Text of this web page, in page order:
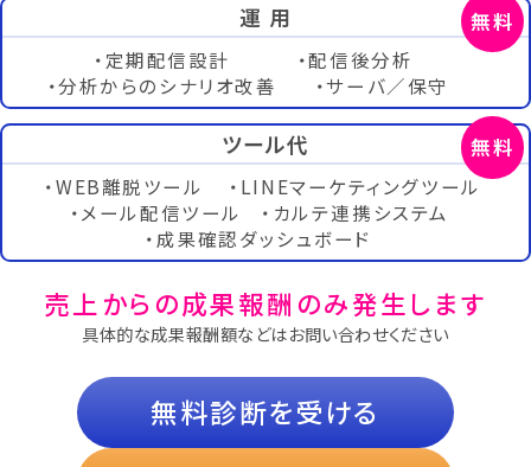
運 用
・定期配信設計
・配信後分析
・分析からのシナリオ改善
・サーバ／保守
ツール代
・WEB離脱ツール
・LINEマーケティングツール
・メール配信ツール
・カルテ連携システム
・成果確認ダッシュボード
売上からの成果報酬のみ発生します
具体的な成果報酬額などはお問い合わせください
無料診断を受ける